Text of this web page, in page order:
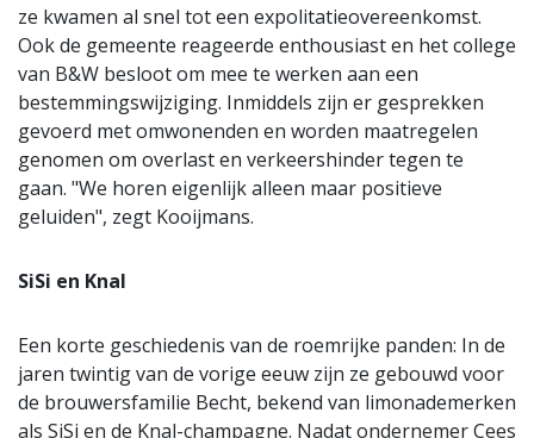
ze kwamen al snel tot een expolitatieovereenkomst.
Ook de gemeente reageerde enthousiast en het college
van B&W besloot om mee te werken aan een
bestemmingswijziging. Inmiddels zijn er gesprekken
gevoerd met omwonenden en worden maatregelen
genomen om overlast en verkeershinder tegen te
gaan. "We horen eigenlijk alleen maar positieve
geluiden", zegt Kooijmans.
SiSi en Knal
Een korte geschiedenis van de roemrijke panden: In de
jaren twintig van de vorige eeuw zijn ze gebouwd voor
de brouwersfamilie Becht, bekend van limonademerken
als SiSi en de Knal-champagne. Nadat ondernemer Cees